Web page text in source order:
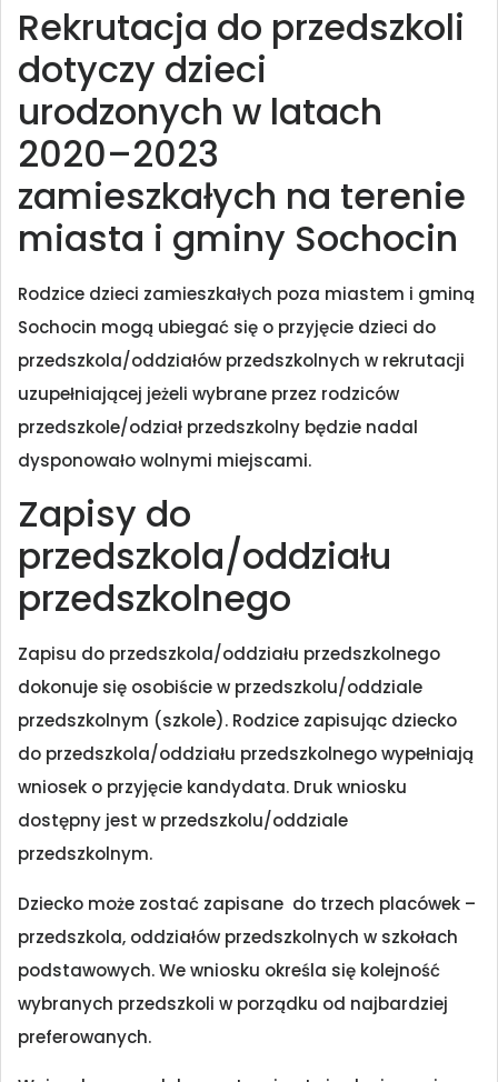
Rekrutacja do przedszkoli
dotyczy dzieci
urodzonych w latach
2020–2023
zamieszkałych na terenie
miasta i gminy Sochocin
Rodzice dzieci zamieszkałych poza miastem i gminą
Sochocin mogą ubiegać się o przyjęcie dzieci do
przedszkola/oddziałów przedszkolnych w rekrutacji
uzupełniającej jeżeli wybrane przez rodziców
przedszkole/odział przedszkolny będzie nadal
dysponowało wolnymi miejscami.
Zapisy do
przedszkola/oddziału
przedszkolnego
Zapisu do przedszkola/oddziału przedszkolnego
dokonuje się osobiście w przedszkolu/oddziale
przedszkolnym (szkole). Rodzice zapisując dziecko
do przedszkola/oddziału przedszkolnego wypełniają
wniosek o przyjęcie kandydata. Druk wniosku
dostępny jest w przedszkolu/oddziale
przedszkolnym.
Dziecko może zostać zapisane do trzech placówek –
przedszkola, oddziałów przedszkolnych w szkołach
podstawowych. We wniosku określa się kolejność
wybranych przedszkoli w porządku od najbardziej
preferowanych.